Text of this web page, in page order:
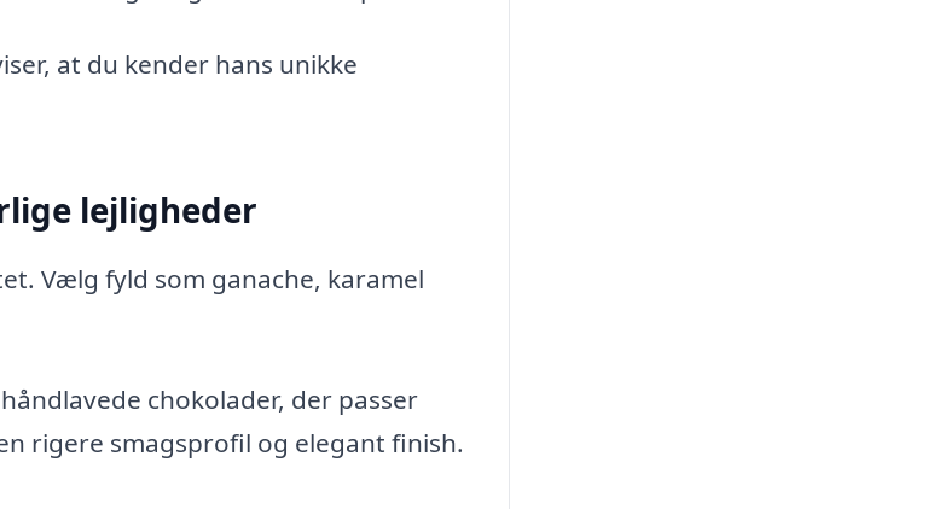
at du kender hans unikke
lejligheder
Vælg fyld som ganache, karamel
chokolader, der passer
rigere smagsprofil og elegant finish.